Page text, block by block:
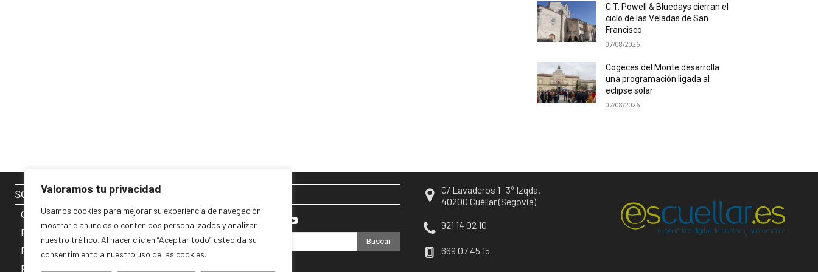
Valoramos tu privacidad
Usamos cookies para mejorar su experiencia de navegación,
mostrarle anuncios o contenidos personalizados y analizar
nuestro tráfico. Al hacer clic en “Aceptar todo” usted da su
consentimiento a nuestro uso de las cookies.
C.T. Powell & Bluedays cierran el
ciclo de las Veladas de San
Francisco
07/08/2026
Cogeces del Monte desarrolla
una programación ligada al
eclipse solar
07/08/2026
SOBRE NOSOTROS
Contacto
Política de cookies
Privacidad y Aviso Legal
PUBLICIDAD
Buscar
C/ Lavaderos 1- 3º Izqda.
40200 Cuéllar (Segovia)
921 14 02 10
669 07 45 15